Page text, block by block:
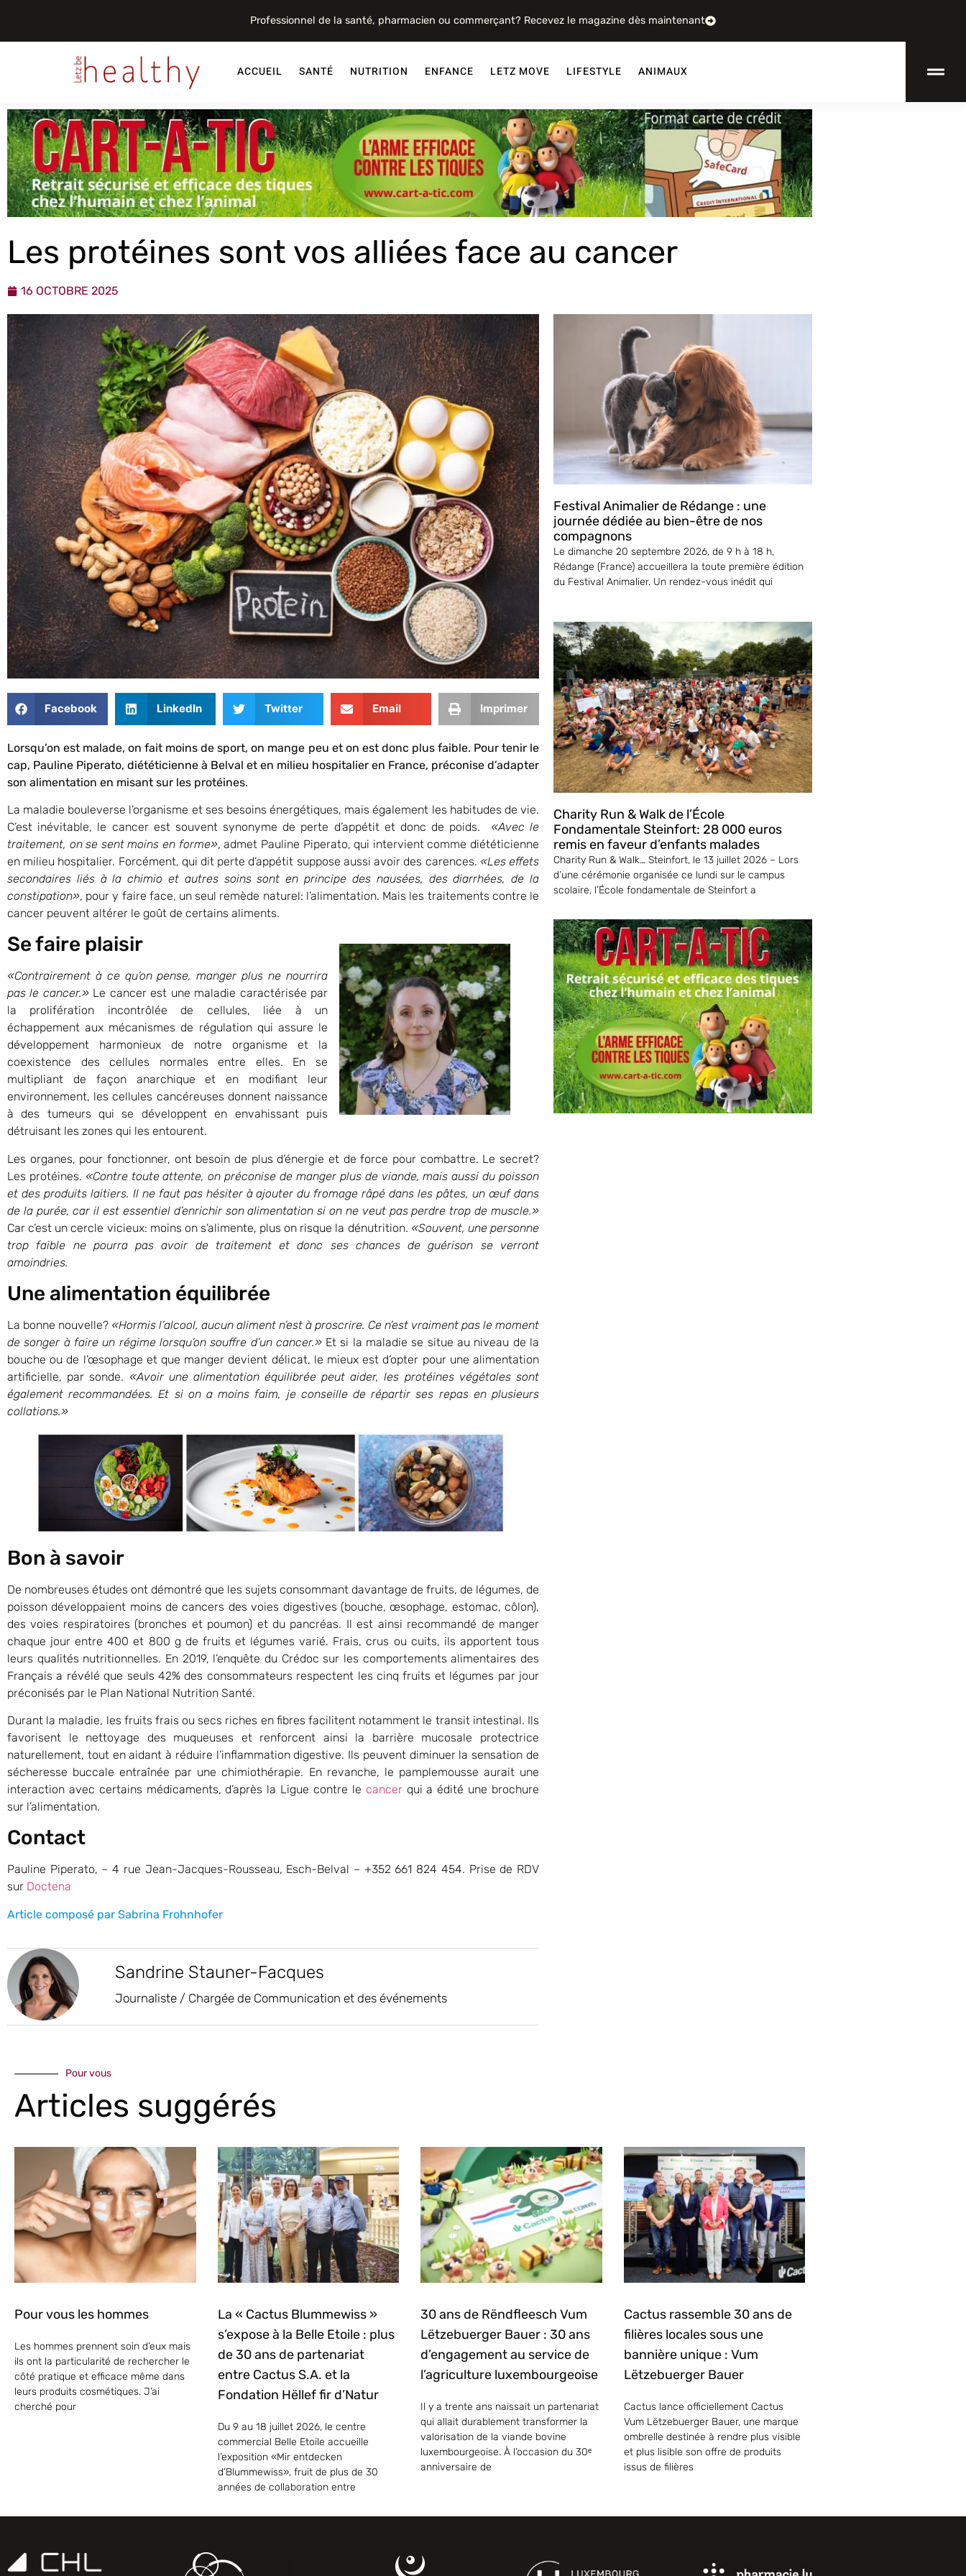
Professionnel de la santé, pharmacien ou commerçant? Recevez le magazine dès maintenant
ACCUEIL SANTÉ NUTRITION ENFANCE LETZ MOVE LIFESTYLE ANIMAUX
Les protéines sont vos alliées face au cancer
16 OCTOBRE 2025
Facebook LinkedIn Twitter Email Imprimer
Lorsqu’on est malade, on fait moins de sport, on mange peu et on est donc plus faible. Pour tenir le
cap, Pauline Piperato, diététicienne à Belval et en milieu hospitalier en France, préconise d’adapter
son alimentation en misant sur les protéines.
La maladie bouleverse l’organisme et ses besoins énergétiques, mais également les habitudes de vie.
C’est inévitable, le cancer est souvent synonyme de perte d’appétit et donc de poids. «Avec le
traitement, on se sent moins en forme», admet Pauline Piperato, qui intervient comme diététicienne
en milieu hospitalier. Forcément, qui dit perte d’appétit suppose aussi avoir des carences. «Les effets
secondaires liés à la chimio et autres soins sont en principe des nausées, des diarrhées, de la
constipation», pour y faire face, un seul remède naturel: l’alimentation. Mais les traitements contre le
cancer peuvent altérer le goût de certains aliments.
Se faire plaisir
«Contrairement à ce qu’on pense, manger plus ne nourrira
pas le cancer.»Le cancer est une maladie caractérisée par
la prolifération incontrôlée de cellules, liée à un
échappement aux mécanismes de régulation qui assure le
développement harmonieux de notre organisme et la
coexistence des cellules normales entre elles. En se
multipliant de façon anarchique et en modifiant leur
environnement, les cellules cancéreuses donnent naissance
à des tumeurs qui se développent en envahissant puis
détruisant les zones qui les entourent.
Les organes, pour fonctionner, ont besoin de plus d’énergie et de force pour combattre. Le secret?
Les protéines. «Contre toute attente, on préconise de manger plus de viande, mais aussi du poisson
et des produits laitiers. Il ne faut pas hésiter à ajouter du fromage râpé dans les pâtes, un œuf dans
de la purée, car il est essentiel d’enrichir son alimentation si on ne veut pas perdre trop de muscle.»
Car c’est un cercle vicieux: moins on s’alimente, plus on risque la dénutrition. «Souvent, une personne
trop faible ne pourra pas avoir de traitement et donc ses chances de guérison se verront
amoindries.
Une alimentation équilibrée
La bonne nouvelle? «Hormis l’alcool, aucun aliment n’est à proscrire. Ce n’est vraiment pas le moment
de songer à faire un régime lorsqu’on souffre d’un cancer.»Et si la maladie se situe au niveau de la
bouche ou de l’œsophage et que manger devient délicat, le mieux est d’opter pour une alimentation
artificielle, par sonde. «Avoir une alimentation équilibrée peut aider, les protéines végétales sont
également recommandées. Et si on a moins faim, je conseille de répartir ses repas en plusieurs
collations.»
Bon à savoir
De nombreuses études ont démontré que les sujets consommant davantage de fruits, de légumes, de
poisson développaient moins de cancers des voies digestives (bouche, œsophage, estomac, côlon),
des voies respiratoires (bronches et poumon) et du pancréas. Il est ainsi recommandé de manger
chaque jour entre 400 et 800 g de fruits et légumes varié. Frais, crus ou cuits, ils apportent tous
leurs qualités nutritionnelles. En 2019, l’enquête du Crédoc sur les comportements alimentaires des
Français a révélé que seuls 42% des consommateurs respectent les cinq fruits et légumes par jour
préconisés par le Plan National Nutrition Santé.
Durant la maladie, les fruits frais ou secs riches en fibres facilitent notamment le transit intestinal. Ils
favorisent le nettoyage des muqueuses et renforcent ainsi la barrière mucosale protectrice
naturellement, tout en aidant à réduire l’inflammation digestive. Ils peuvent diminuer la sensation de
sécheresse buccale entraînée par une chimiothérapie. En revanche, le pamplemousse aurait une
interaction avec certains médicaments, d’après la Ligue contre le cancerqui a édité une brochure
sur l’alimentation.
Contact
Pauline Piperato, – 4 rue Jean-Jacques-Rousseau, Esch-Belval – +352 661 824 454. Prise de RDV
sur Doctena
Article composé par Sabrina Frohnhofer
Sandrine Stauner-Facques
Journaliste / Chargée de Communication et des événements
Festival Animalier de Rédange : une
journée dédiée au bien-être de nos
compagnons
Le dimanche 20 septembre 2026, de 9 h à 18 h,
Rédange (France) accueillera la toute première édition
du Festival Animalier. Un rendez-vous inédit qui
Charity Run & Walk de l’École
Fondamentale Steinfort: 28 000 euros
remis en faveur d’enfants malades
Charity Run & Walk… Steinfort, le 13 juillet 2026 – Lors
d’une cérémonie organisée ce lundi sur le campus
scolaire, l’École fondamentale de Steinfort a
Pour vous
Articles suggérés
Pour vous les hommes
Les hommes prennent soin d’eux mais
ils ont la particularité de rechercher le
côté pratique et efficace même dans
leurs produits cosmétiques. J’ai
cherché pour
La « Cactus Blummewiss »
s’expose à la Belle Etoile : plus
de 30 ans de partenariat
entre Cactus S.A. et la
Fondation Hëllef fir d’Natur
Du 9 au 18 juillet 2026, le centre
commercial Belle Etoile accueille
l’exposition «Mir entdecken
d’Blummewiss», fruit de plus de 30
années de collaboration entre
30 ans de Rëndfleesch Vum
Lëtzebuerger Bauer : 30 ans
d’engagement au service de
l’agriculture luxembourgeoise
Il y a trente ans naissait un partenariat
qui allait durablement transformer la
valorisation de la viande bovine
luxembourgeoise. À l’occasion du 30ᵉ
anniversaire de
Cactus rassemble 30 ans de
filières locales sous une
bannière unique : Vum
Lëtzebuerger Bauer
Cactus lance officiellement Cactus
Vum Lëtzebuerger Bauer, une marque
ombrelle destinée à rendre plus visible
et plus lisible son offre de produits
issus de filières